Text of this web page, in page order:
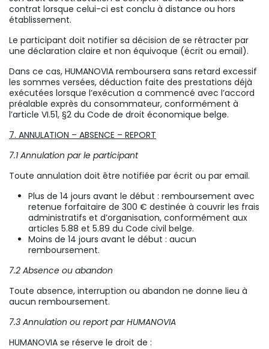
contrat lorsque celui-ci est conclu à distance ou hors
établissement.
Le participant doit notifier sa décision de se rétracter par
une déclaration claire et non équivoque (écrit ou email).
Dans ce cas, HUMANOVIA remboursera sans retard excessif
les sommes versées, déduction faite des prestations déjà
exécutées lorsque l’exécution a commencé avec l’accord
préalable exprès du consommateur, conformément à
l’article VI.51, §2 du Code de droit économique belge.
7. ANNULATION – ABSENCE – REPORT
7.1 Annulation par le participant
Toute annulation doit être notifiée par écrit ou par email.
Plus de 14 jours avant le début : remboursement avec
retenue forfaitaire de 300 € destinée à couvrir les frais
administratifs et d’organisation, conformément aux
articles 5.88 et 5.89 du Code civil belge.
Moins de 14 jours avant le début : aucun
remboursement.
7.2 Absence ou abandon
Toute absence, interruption ou abandon ne donne lieu à
aucun remboursement.
7.3 Annulation ou report par HUMANOVIA
HUMANOVIA se réserve le droit de :